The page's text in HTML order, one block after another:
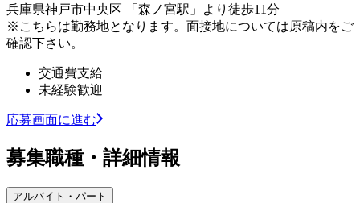
兵庫県神戸市中央区 「森ノ宮駅」より徒歩11分
※こちらは勤務地となります。面接地については原稿内をご
確認下さい。
交通費支給
未経験歓迎
応募画面に進む
募集職種・詳細情報
アルバイト・パート